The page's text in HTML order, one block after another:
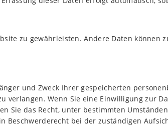
zu gewährleisten. Andere Daten können
und Zweck Ihrer gespeicherten
verlangen. Wenn Sie eine Einwilligung zur
Sie das Recht, unter bestimmten
Beschwerderecht bei der zuständigen